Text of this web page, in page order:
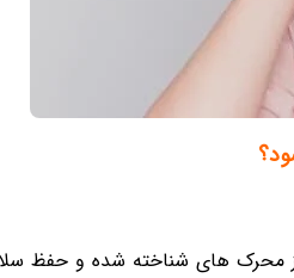
از محرک های شناخته شده و حفظ